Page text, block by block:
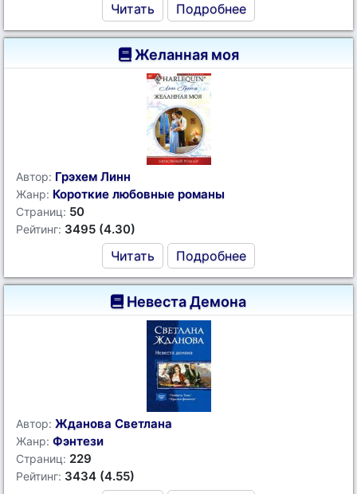
Читать Подробнее
Желанная моя
Автор: Грэхем Линн
Жанр: Короткие любовные романы
Страниц: 50
Рейтинг: 3495 (4.30)
Читать Подробнее
Невеста Демона
Автор: Жданова Светлана
Жанр: Фэнтези
Страниц: 229
Рейтинг: 3434 (4.55)